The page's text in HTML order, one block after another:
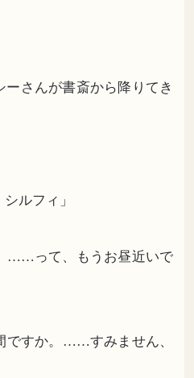
さんが書斎から降りてき
ルフィ」
……って、もうお昼近いで
ですか。……すみません、